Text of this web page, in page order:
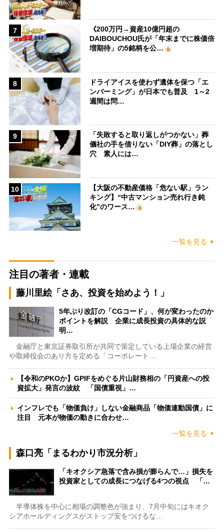
7
《200万円→資産10億円超の
DAIBOUCHOU氏が「年末までに株価倍
増期待」の5銘柄を公…
8
ドライアイスを使わず遺体を保つ「エ
ンバーミング」が日本でも普及 1～2
週間は問…
9
「失敗すると取り返しがつかない」葬
儀社の手を借りない「DIY葬」の落とし
穴 素人には…
10
【大阪の不動産価格「危ない駅」ラン
キング】“中古マンション売れ行き鈍
化”のワース…
一覧を見る
注目の著者・連載
藤川里絵「さあ、投資を始めよう！」
5年ぶり改訂の「CGコード」、何が変わったのか
ポイントを解説 企業に成長投資の具体的な説
明…
金融庁と東京証券取引所が共同で策定している上場企業の経営
や取締役会のあり方を定める「コーポレート…
【令和のPKOか】GPIFをめぐる片山財務相の「円資産への投
資拡大」発言の波紋 「国債重視」…
インフレでも「物価負け」しない金融商品「物価連動国債」に
注目 元本が物価の動きに合わせ…
一覧を見る
森口亮「まるわかり市況分析」
「キオクシア急落で含み損が膨らんで…」損失を
投資家としての成長につなげる4つの視点 「…
半導体株を中心に相場の調整色が強まり、7月中旬にはキオク
シアホールディングスがストップ安をつけるな…